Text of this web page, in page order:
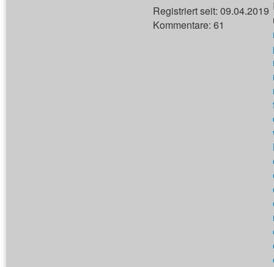
Registriert seit: 09.04.2019
Kommentare: 61